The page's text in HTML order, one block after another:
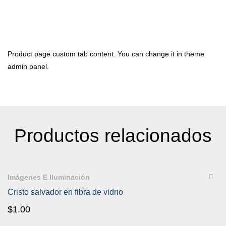
Product page custom tab content. You can change it in theme
admin panel.
Productos relacionados
Imágenes E Iluminación
Cristo salvador en fibra de vidrio
$1.00